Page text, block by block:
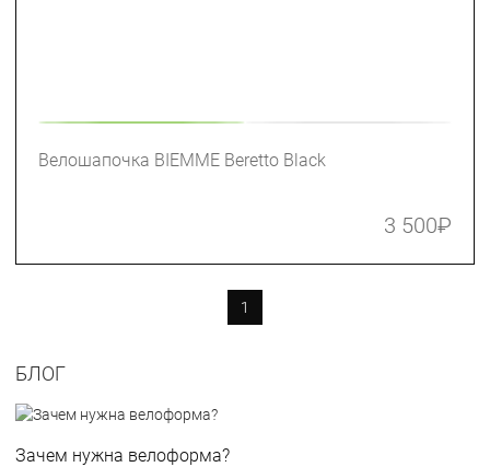
Велошапочка BIEMME Beretto Black
3 500₽
1
БЛОГ
Зачем нужна велоформа?